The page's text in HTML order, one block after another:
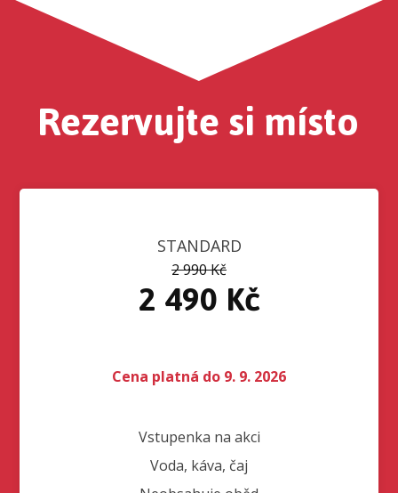
Rezervujte si místo
STANDARD
2 990 Kč
2 490 Kč
Cena platná do 9. 9. 2026
Vstupenka na akci
Voda, káva, čaj